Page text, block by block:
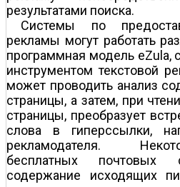
результатами поиска.
Системы по
рекламы могут работать
программная модель eZula,
инструментом текстовой
может проводить анализ
страницы, а затем, при
страницы, преобразует
слова в гиперссылки,
рекламодателя.
бесплатных почтовых
содержание исходящих